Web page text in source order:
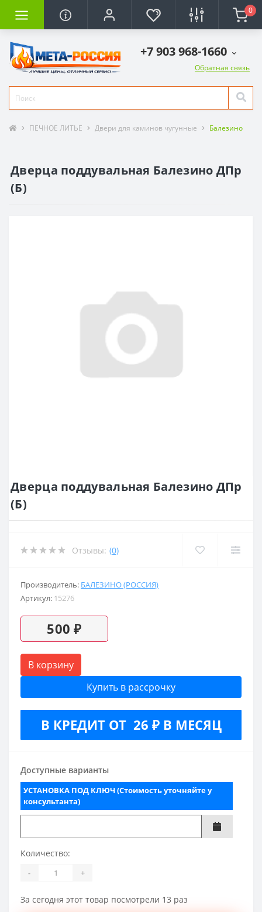
0
+7 903 968-1660
Обратная связь
ПЕЧНОЕ ЛИТЬЕ Двери для каминов чугунные Балезино
Дверца поддувальная Балезино ДПр
(Б)
Дверца поддувальная Балезино ДПр
(Б)
Отзывы: (0)
Производитель: БАЛЕЗИНО (РОССИЯ)
Артикул: 15276
500 ₽
В корзину
Купить в рассрочку
В КРЕДИТ ОТ 26 ₽ В МЕСЯЦ
Доступные варианты
УСТАНОВКА ПОД КЛЮЧ (Стоимость уточняйте у
консультанта)
Количество:
- +
За сегодня этот товар посмотрели 13 раз